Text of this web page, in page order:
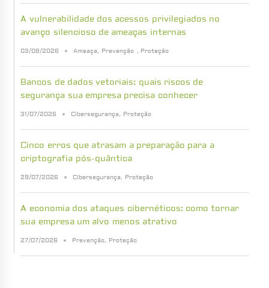
A vulnerabilidade dos acessos privilegiados no
avanço silencioso de ameaças internas
03/08/2026 Ameaça, Prevenção , Proteção
Bancos de dados vetoriais: quais riscos de
segurança sua empresa precisa conhecer
31/07/2026 Cibersegurança, Proteção
Cinco erros que atrasam a preparação para a
criptografia pós-quântica
29/07/2026 Cibersegurança, Proteção
A economia dos ataques cibernéticos: como tornar
sua empresa um alvo menos atrativo
27/07/2026 Prevenção, Proteção